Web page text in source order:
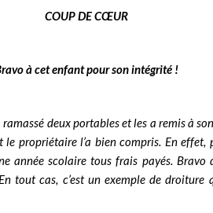
COUP DE CŒUR
à cet enfant pour son intégrité !
ramassé deux portables et les a remis à
le propriétaire l’a bien compris. En effet,
année scolaire tous frais payés.
tout cas, c’est un exemple de